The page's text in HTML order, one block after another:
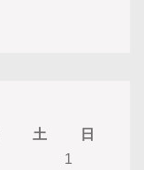
土
日
1